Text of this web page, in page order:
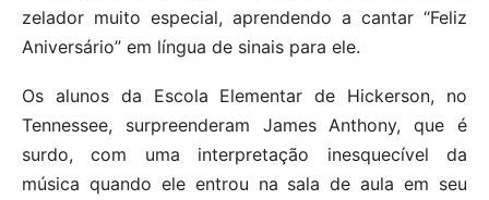
zelador muito especial, aprendendo a cantar “Feliz
Aniversário” em língua de sinais para ele.
Os alunos da Escola Elementar de Hickerson, no
Tennessee, surpreenderam James Anthony, que é
surdo, com uma interpretação inesquecível da
música quando ele entrou na sala de aula em seu